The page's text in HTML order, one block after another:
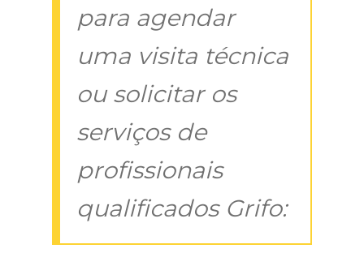
para agendar
uma visita técnica
ou solicitar os
serviços de
profissionais
qualificados Grifo: